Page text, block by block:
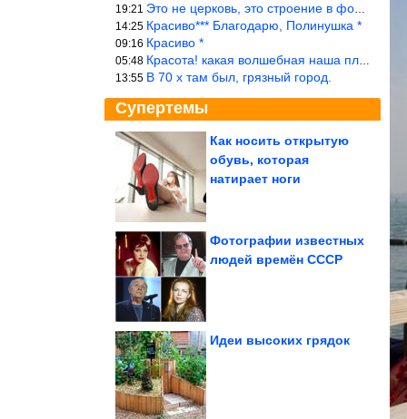
19:21 Это не церковь, это строение в форме церкви.
14:25 Красиво*** Благодарю, Полинушка *
09:16 Красиво *
05:48 Красота! какая волшебная наша планета!… еще-бы, мы понимали это…
13:55 В 70 х там был, грязный город.
Супертемы
Можно ли во время
себе «лишнее»....
Как носить открытую
обувь, которая
натирает ноги
Фотографии известных
людей времён СССР
Идеи высоких грядок